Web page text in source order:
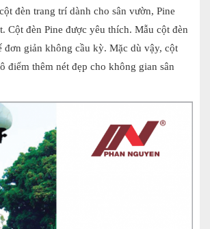
đèn trang trí dành cho sân vườn, Pine
Cột đèn Pine được yêu thích. Mẫu cột đèn
đơn giản không cầu kỳ. Mặc dù vậy, cột
điểm thêm nét đẹp cho không gian sân